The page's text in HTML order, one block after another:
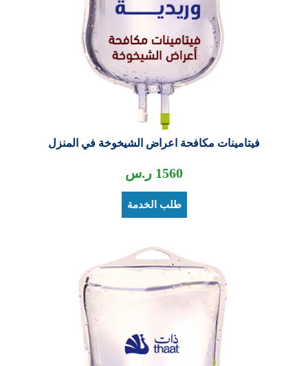
فيتامينات مكافحة اعراض الشيخوخة في المنزل
1560 ر.س
طلب الخدمة